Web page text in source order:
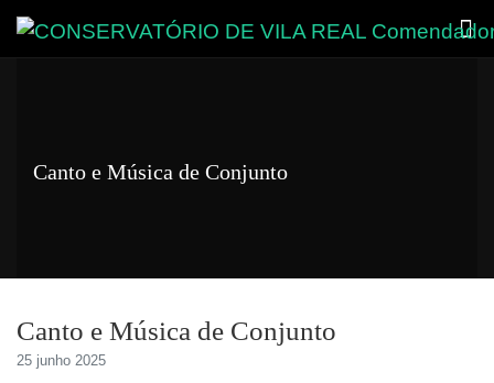
Canto e Música de Conjunto
Canto e Música de Conjunto
25 junho 2025